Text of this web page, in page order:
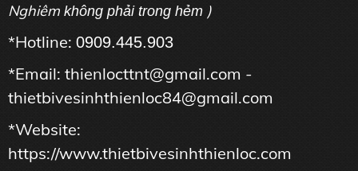
Nghiêm không phải trong hẻm )
*Hotline: 0909.445.903
*Email: thienlocttnt@gmail.com -
thietbivesinhthienloc84@gmail.com
*Website:
https://www.thietbivesinhthienloc.com